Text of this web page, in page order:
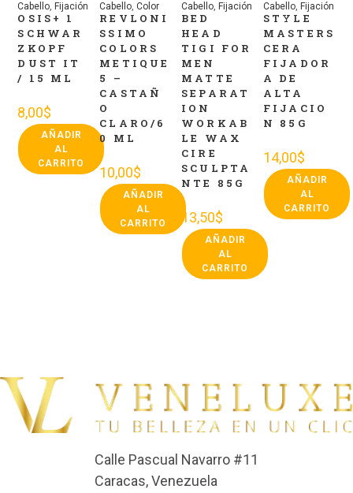
Cabello, Fijación
OSIS+ 1
SCHWAR
ZKOPF
DUST IT
/ 15 ML
8,00$
AÑADIR
AL
CARRITO
Cabello,Color
REVLONI
SSIMO
COLORS
METIQUE
5 –
CASTAÑ
O
CLARO/6
0 ML
10,00$
AÑADIR
AL
CARRITO
Cabello, Fijación
BED
HEAD
TIGI FOR
MEN
MATTE
SEPARAT
ION
WORKAB
LE WAX
CIRE
SCULPTA
NTE 85G
13,50$
AÑADIR
AL
CARRITO
Cabello, Fijación
STYLE
MASTERS
CERA
FIJADOR
A DE
ALTA
FIJACIO
N 85G
14,00$
AÑADIR
AL
CARRITO
Calle Pascual Navarro #11
Caracas, Venezuela